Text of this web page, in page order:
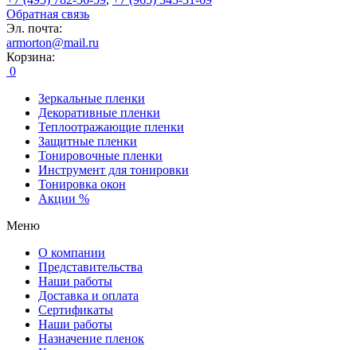
Обратная связь
Эл. почта:
armorton@mail.ru
Корзина:
0
Зеркальные пленки
Декоративные пленки
Теплоотражающие пленки
Защитные пленки
Тонировочные пленки
Инструмент для тонировки
Тонировка окон
Акции %
Меню
О компании
Представительства
Наши работы
Доставка и оплата
Сертификаты
Наши работы
Назначение пленок